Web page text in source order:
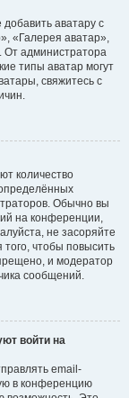
аватару с
«Галерея аватар»,
От администратора
типы аватар могут
свяжитесь с
количество
Обычно вы
на конференции,
не засоряйте
чтобы повысить
и модератор
сообщений.
войти на
email-
в конференцию